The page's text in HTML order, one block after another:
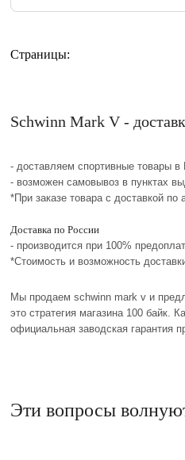
Страницы:
Schwinn Mark V -
- доставляем спортивные товары
- возможен самовывоз в пунктах
*При заказе товара с доставкой
Доставка по России
- производится при 100%
*Стоимость и возможность
Мы продаем schwinn mark v и
это стратегия магазина 100 байк.
официальная заводская гарантия
Эти вопросы